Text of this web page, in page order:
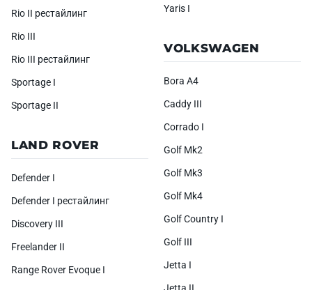
Rio II рестайлинг
Rio III
Rio III рестайлинг
Sportage I
Sportage II
LAND ROVER
Defender I
Defender I рестайлинг
Discovery III
Freelander II
Range Rover Evoque I
Yaris I
VOLKSWAGEN
Bora A4
Caddy III
Corrado I
Golf Mk2
Golf Mk3
Golf Mk4
Golf Country I
Golf III
Jetta I